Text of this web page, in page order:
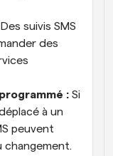
Des suivis SMS
des
: Si
à un
peuvent